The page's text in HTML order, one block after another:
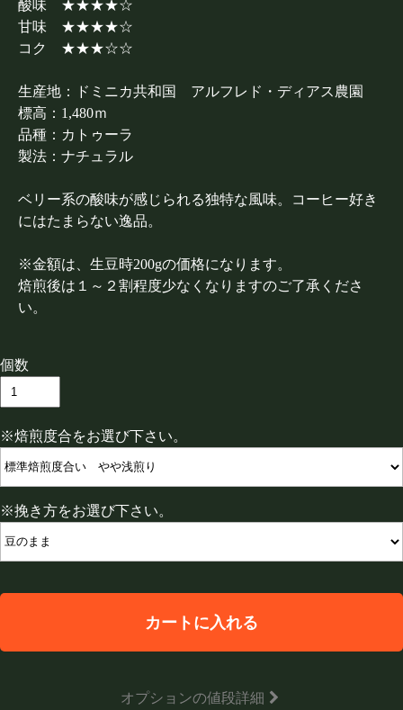
酸味 ★★★★☆
甘味 ★★★★☆
コク ★★★☆☆
生産地：ドミニカ共和国 アルフレド・ディアス農園
標高：1,480ｍ
品種：カトゥーラ
製法：ナチュラル
ベリー系の酸味が感じられる独特な風味。コーヒー好き
にはたまらない逸品。
※金額は、生豆時200gの価格になります。
焙煎後は１～２割程度少なくなりますのご了承くださ
い。
個数
※焙煎度合をお選び下さい。
※挽き方をお選び下さい。
カートに入れる
オプションの値段詳細